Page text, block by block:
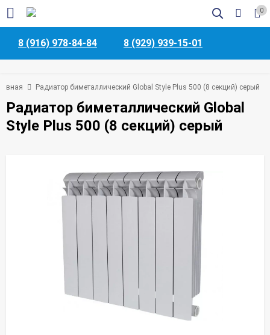
0
8 (916) 978-84-84 8 (929) 939-15-01
Радиатор биметаллический Global Style Plus 500 (8 секций) серый
Радиатор биметаллический Global
Style Plus 500 (8 секций) серый